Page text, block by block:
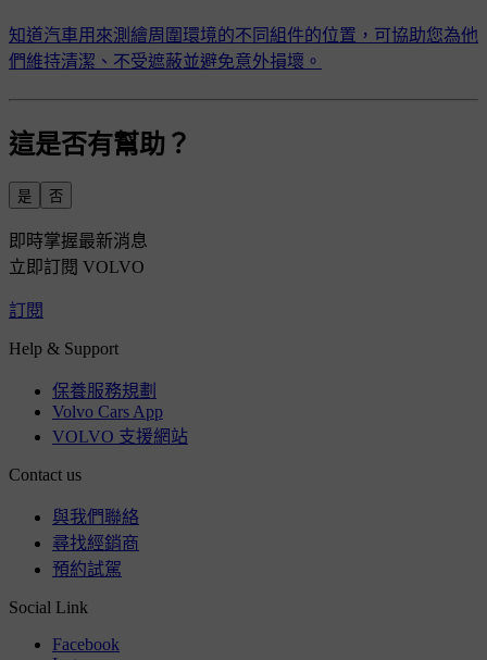
知道汽車用來測繪周圍環境的不同組件的位置，可協助您為他
們維持清潔、不受遮蔽並避免意外損壞。
這是否有幫助？
是 否